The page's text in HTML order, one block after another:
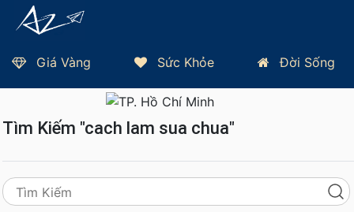
Giá Vàng Sức Khỏe Đời Sống
Trang Chủ
Tìm Kiếm "cach lam sua chua"